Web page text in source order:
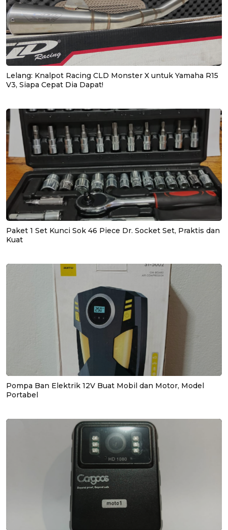
Lelang: Knalpot Racing CLD Monster X untuk Yamaha R15
V3, Siapa Cepat Dia Dapat!
Paket 1 Set Kunci Sok 46 Piece Dr. Socket Set, Praktis dan
Kuat
Pompa Ban Elektrik 12V Buat Mobil dan Motor, Model
Portabel